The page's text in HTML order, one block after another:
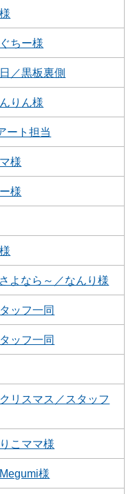
ちー様
／黒板裏側
りん様
ート担当
様
様
よなら～／なんり様
ッフ一同
ッフ一同
リスマス／スタッフ
こママ様
様